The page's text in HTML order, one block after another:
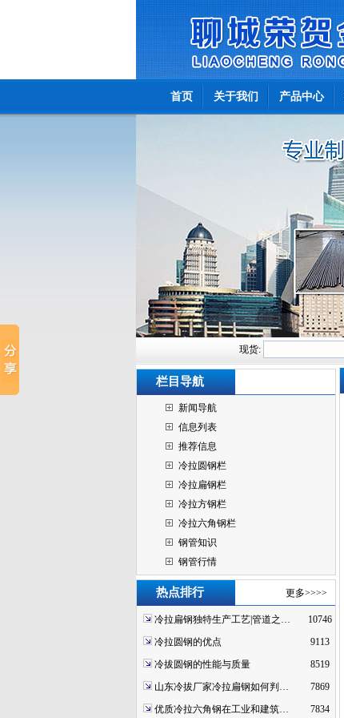
首页 关于我们 产品中心
现货:
栏目导航
新闻导航
信息列表
推荐信息
冷拉圆钢栏
冷拉扁钢栏
冷拉方钢栏
冷拉六角钢栏
钢管知识
钢管行情
热点排行 更多>>>>
冷拉扁钢独特生产工艺|管道之…
10746
冷拉圆钢的优点
9113
冷拔圆钢的性能与质量
8519
山东冷拔厂家冷拉扁钢如何判…
7869
优质冷拉六角钢在工业和建筑…
7834